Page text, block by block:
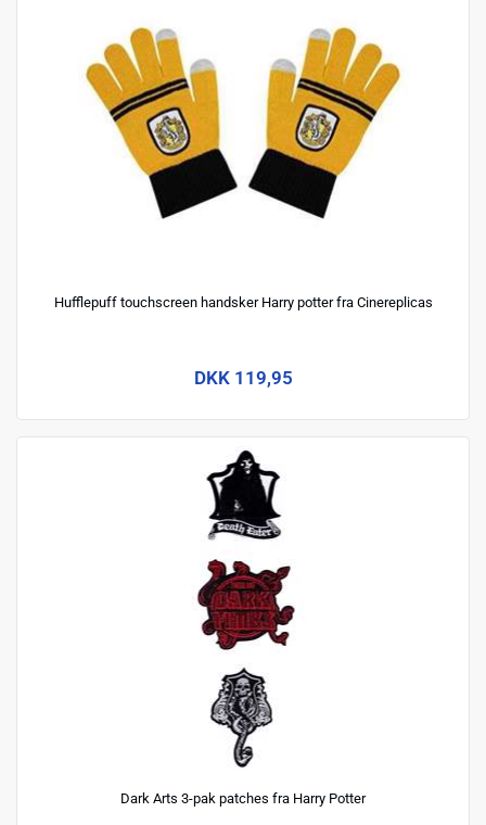
Hufflepuff touchscreen handsker Harry potter fra Cinereplicas
DKK 119,95
Dark Arts 3-pak patches fra Harry Potter